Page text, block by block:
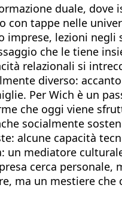
duale,
tappe nelle
lezioni
che le tiene
relazionali si
diverso:
Per Wich è un
che oggi viene
socialmente
alcune capacità
mediatore
cerca personale,
ma un mestiere che